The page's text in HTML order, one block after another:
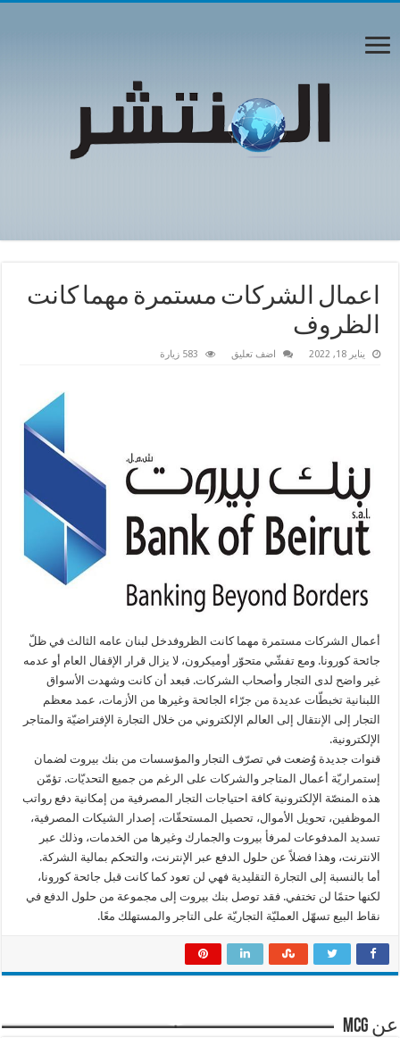
اعمال الشركات مستمرة مهما كانت
الظروف
يناير 18, 2022 اضف تعليق 583 زيارة
أعمال الشركات مستمرة مهما كانت الظروفدخل لبنان عامه الثالث في ظلّ
جائحة كورونا. ومع تفشّي متحوّر أوميكرون، لا يزال قرار الإقفال العام أو عدمه
غير واضح لدى التجار وأصحاب الشركات. فبعد أن كانت وشهدت الأسواق
اللبنانية تخبطّات عديدة من جرّاء الجائحة وغيرها من الأزمات، عمد معظم
التجار إلى الإنتقال إلى العالم الإلكتروني من خلال التجارة الإفتراضيّة والمتاجر
الإلكترونية.
قنوات جديدة وُضعت في تصرّف التجار والمؤسسات من بنك بيروت لضمان
إستمراريّة أعمال المتاجر والشركات على الرغم من جميع التحديّات. تؤمّن
هذه المنصّة الإلكترونية كافة احتياجات التجار المصرفية من إمكانية دفع رواتب
الموظفين، تحويل الأموال، تحصيل المستحقّات، إصدار الشيكات المصرفية،
تسديد المدفوعات لمرفأ بيروت والجمارك وغيرها من الخدمات، وذلك عبر
الانترنت، وهذا فضلاً عن حلول الدفع عبر الإنترنت، والتحكم بمالية الشركة.
أما بالنسبة إلى التجارة التقليدية فهي لن تعود كما كانت قبل جائحة كورونا،
لكنها حتمًا لن تختفي. فقد توصل بنك بيروت إلى مجموعة من حلول الدفع في
نقاط البيع تسهّل العمليّة التجاريّة على التاجر والمستهلك معًا.
عن mcg